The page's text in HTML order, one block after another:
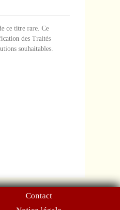
ce titre rare. Ce
des Traités
souhaitables.
Contact